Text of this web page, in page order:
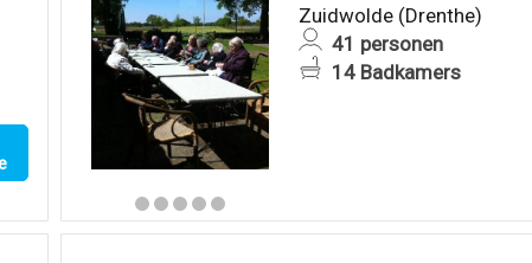
Zuidwolde (Drenthe)
41 personen
14 Badkamers